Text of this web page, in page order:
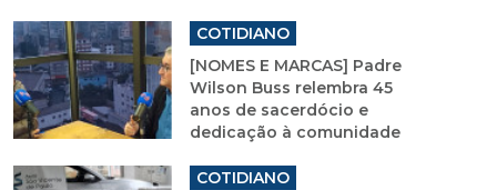
COTIDIANO
[NOMES E MARCAS] Padre
Wilson Buss relembra 45
anos de sacerdócio e
dedicação à comunidade
COTIDIANO